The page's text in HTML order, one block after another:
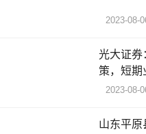
2023-08-
光大证券
策，短期
2023-08-
山东平原